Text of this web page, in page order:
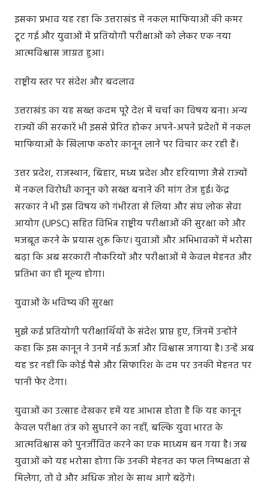
इसका प्रभाव यह रहा कि उत्तराखंड में नकल माफियाओं की कमर
टूट गई और युवाओं में प्रतियोगी परीक्षाओं को लेकर एक नया
आत्मविश्वास जाग्रत हुआ।
राष्ट्रीय स्तर पर संदेश और बदलाव
उत्तराखंड का यह सख्त कदम पूरे देश में चर्चा का विषय बना। अन्य
राज्यों की सरकारें भी इससे प्रेरित होकर अपने-अपने प्रदेशों में नकल
माफियाओं के खिलाफ कठोर कानून लाने पर विचार कर रही हैं।
उत्तर प्रदेश, राजस्थान, बिहार, मध्य प्रदेश और हरियाणा जैसे राज्यों
में नकल विरोधी कानून को सख्त बनाने की मांग तेज हुई। केंद्र
सरकार ने भी इस विषय को गंभीरता से लिया और संघ लोक सेवा
आयोग (UPSC) सहित विभिन्न राष्ट्रीय परीक्षाओं की सुरक्षा को और
मजबूत करने के प्रयास शुरू किए। युवाओं और अभिभावकों में भरोसा
बढ़ा कि अब सरकारी नौकरियों और परीक्षाओं में केवल मेहनत और
प्रतिभा का ही मूल्य होगा।
युवाओं के भविष्य की सुरक्षा
मुझे कई प्रतियोगी परीक्षार्थियों के संदेश प्राप्त हुए, जिनमें उन्होंने
कहा कि इस कानून ने उनमें नई ऊर्जा और विश्वास जगाया है। उन्हें अब
यह डर नहीं कि कोई पैसे और सिफारिश के दम पर उनकी मेहनत पर
पानी फेर देगा।
युवाओं का उत्साह देखकर हमें यह आभास होता है कि यह कानून
केवल परीक्षा तंत्र को सुधारने का नहीं, बल्कि युवा भारत के
आत्मविश्वास को पुनर्जीवित करने का एक माध्यम बन गया है। जब
युवाओं को यह भरोसा होगा कि उनकी मेहनत का फल निष्पक्षता से
मिलेगा, तो वे और अधिक जोश के साथ आगे बढ़ेंगे।